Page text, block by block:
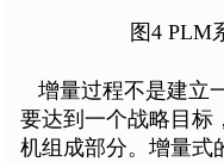
图4 PLM
增量过程不是建立
要达到一个战略目标
机组成部分。增量式